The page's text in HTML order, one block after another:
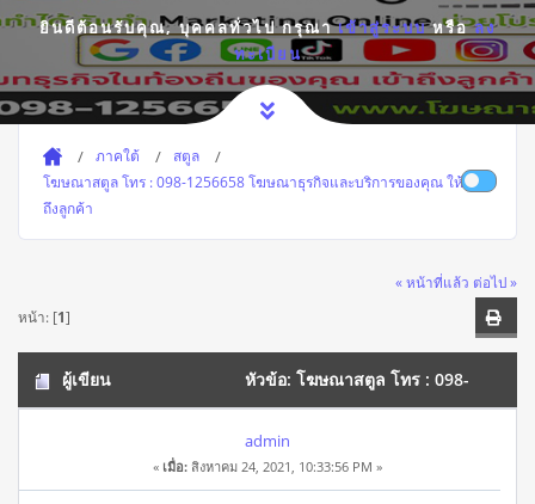
ยินดีต้อนรับคุณ,บุคคลทั่วไปกรุณาเข้าสู่ระบบหรือลง
ทะเบียน
ภาคใต้
สตูล
โฆษณาสตูล โทร : 098-1256658 โฆษณาธุรกิจและบริการของคุณ ให้เข้า
ถึงลูกค้า
« หน้าที่แล้ว ต่อไป »
หน้า: [1]
ผู้เขียน หัวข้อ: โฆษณาสตูล โทร : 098-
1256658 โฆษณาธุรกิจและบริการของคุณ ให้เข้าถึงลูกค้า (อ่าน
11151 ครั้ง)
admin
« เมื่อ: สิงหาคม 24, 2021, 10:33:56 PM »